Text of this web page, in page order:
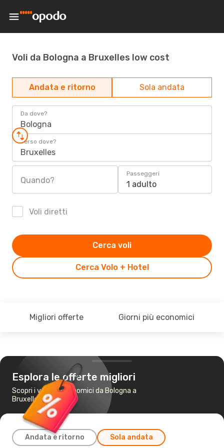
Voli da Bologna a Bruxelles low cost
Andata e ritorno Sola andata
Da dove?
Bologna
Verso dove?
Bruxelles
Quando?
Passeggeri
1 adulto
Voli diretti
Cerca Volo + Hotel
Cerca voli
Migliori offerte Giorni più economici
Esplora le offerte migliori
Scopri i voli più economici da Bologna a
Bruxelles
Andata e ritorno Sola andata